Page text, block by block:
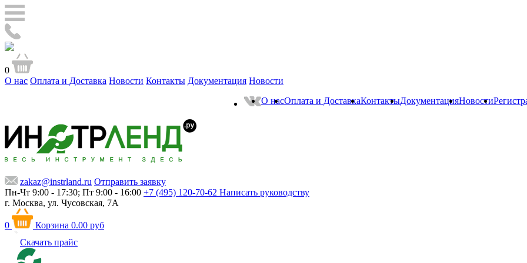
0
О нас Оплата и Доставка Новости Контакты Документация Новости
О насОплата и ДоставкаКонтактыДокументацияНовости
zakaz@instrland.ru Отправить заявку
Пн-Чт 9:00 - 17:30; Пт 9:00 - 16:00 +7 (495) 120-70-62 Написать руководству
г. Москва, ул. Чусовская, 7А
0 Корзина 0.00 руб
Скачать прайс